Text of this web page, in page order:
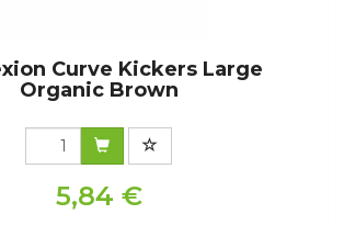
Curve Kickers Large
Organic Brown
5,84 €